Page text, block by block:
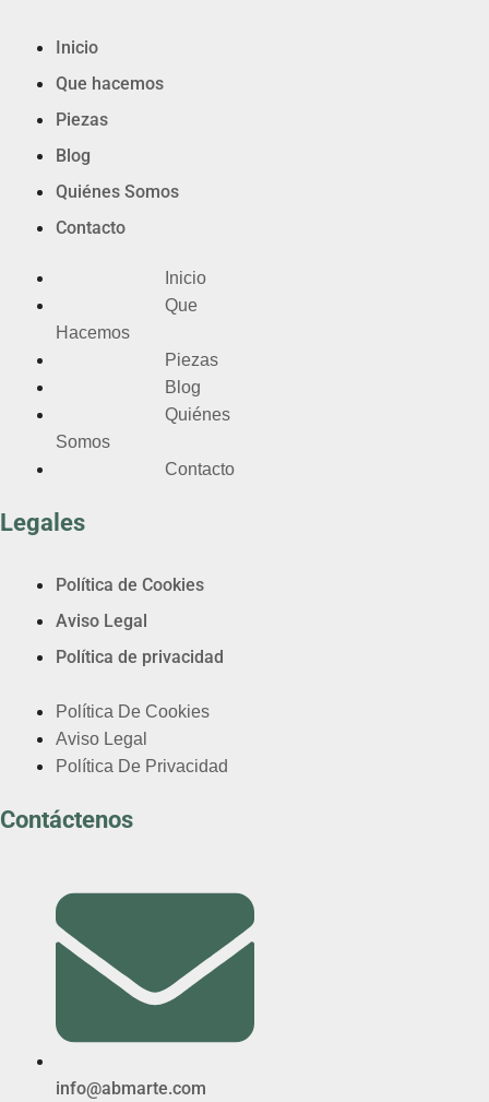
Inicio
Que hacemos
Piezas
Blog
Quiénes Somos
Contacto
Inicio
Que
Hacemos
Piezas
Blog
Quiénes
Somos
Contacto
Legales
Política de Cookies
Aviso Legal
Política de privacidad
Política De Cookies
Aviso Legal
Política De Privacidad
Contáctenos
info@abmarte.com